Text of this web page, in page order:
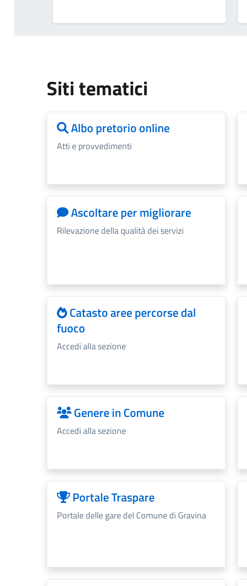
Siti tematici
Albo pretorio online
Atti e provvedimenti
Ascoltare per migliorare
Rilevazione della qualità dei servizi
Catasto aree percorse dal
fuoco
Accedi alla sezione
Genere in Comune
Accedi alla sezione
Portale Traspare
Portale delle gare del Comune di Gravina